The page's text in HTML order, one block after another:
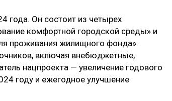
года. Он состоит из четырех
комфортной городской среды» и
проживания жилищного фонда».
включая внебюджетные,
нацпроекта — увеличение годового
году и ежегодное улучшение